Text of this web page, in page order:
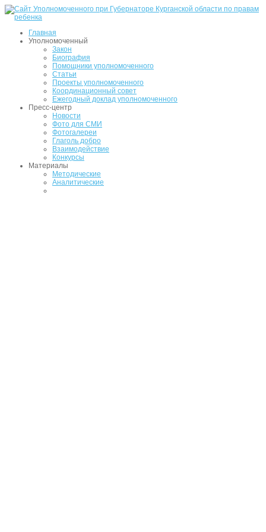
Главная
Уполномоченный
Закон
Биография
Помощники уполномоченного
Статьи
Проекты уполномоченного
Координационный совет
Ежегодный доклад уполномоченного
Пресс-центр
Новости
Фото для СМИ
Фотогалереи
Глаголь добро
Взаимодействие
Конкурсы
Материалы
Методические
Аналитические